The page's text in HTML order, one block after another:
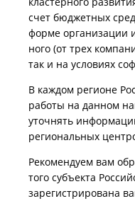
счет бюджетных
форме организа­ции
ного (от трех
так и на условиях
В каждом регионе
работы на данном
уточнять
региональ­ных
Рекомендуем вам
того субъекта
зарегистри­ро­вана